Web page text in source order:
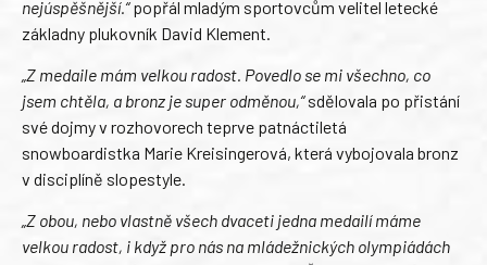
nejúspěšnější.“popřál mladým sportovcům velitel letecké
základny plukovník David Klement.
„Z medaile mám velkou radost. Povedlo se mi všechno, co
jsem chtěla, a bronz je super odměnou,“sdělovala po přistání
své dojmy v rozhovorech teprve patnáctiletá
snowboardistka Marie Kreisingerová, která vybojovala bronz
v disciplíně slopestyle.
„Z obou, nebo vlastně všech dvaceti jedna medailí máme
velkou radost, i když pro nás na mládežnických olympiádách